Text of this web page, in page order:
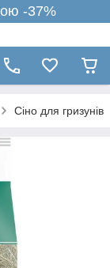
-37%
Сіно для гризунів